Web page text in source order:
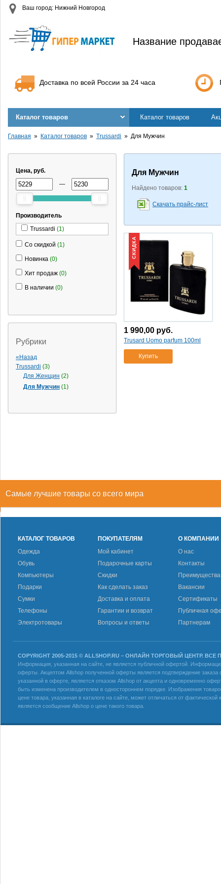
Ваш город: Нижний Новгород
Название
Доставка по всей России за 24 часа
Каталог товаров Каталог товаров
Главная Каталог товаров Trussardi Для Мужчин
Цена, руб.
—
Производитель
Trussardi (1)
Со скидкой (1)
Новинка (0)
Хит продаж (0)
В наличии (0)
Рубрики
«Назад
Trussardi (3)
Для Женщин (2)
Для Мужчин (1)
Для Мужчин
Найдено товаров: 1
Скачать прайс-лист
СКИДКА
1 990,00 руб.
Trusard Uomo parfum 100ml
Купить
Самые лучшие товары со всего мира
КАТАЛОГ ТОВАРОВ
Одежда
Обувь
Компьютеры
Подарки
Сумки
Телефоны
Электротовары
ПОКУПАТЕЛЯМ
Мой кабинет
Подарочные карты
Скидки
Как сделать заказ
Доставка и оплата
Гарантии и возврат
Вопросы и ответы
О КОМПАНИИ
О нас
Контакты
Преимущества
Вакансии
Сертификаты
Публичная
Партнерам
COPYRIGHT 2005-2015 © ALLSHOP.RU – ОНЛАЙН ТОРГОВЫЙ ЦЕНТР.
Информация, указанная на сайте, не является публичной офертой.
оферты. Акцептом Allshop полученной оферты является подтверждение
указанной в оферте, является отказом Allshop от акцепта и одновременно
быть изменена производителем в одностороннем порядке. Изображения
цене товара, указанная в каталоге на сайте, может отличаться от
является сообщение Allshop о цене такого товара.